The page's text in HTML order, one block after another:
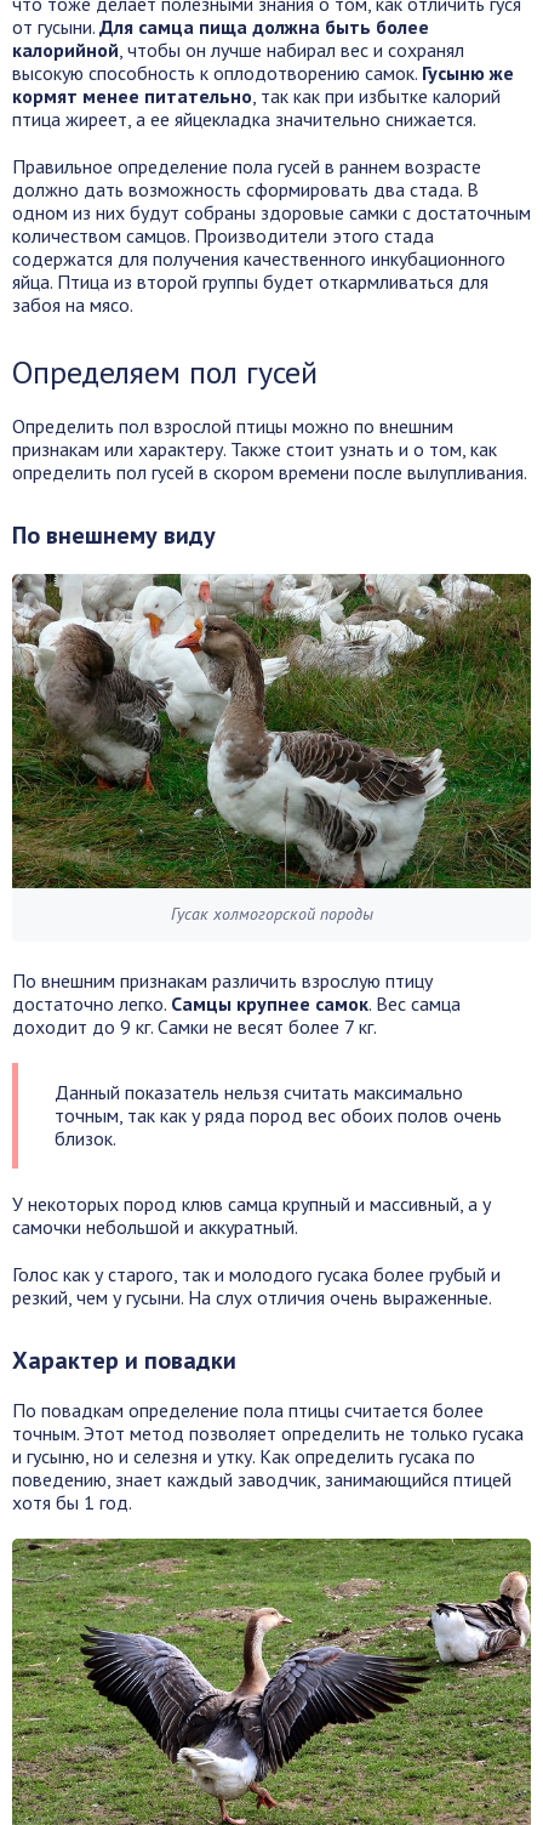
от гусыни. Для самца пища должна быть более
калорийной , чтобы он лучше набирал вес и сохранял
высокую способность к оплодотворению самок. Гусыню же
кормят менее питательно , так как при избытке калорий
птица жиреет, а ее яйцекладка значительно снижается.
Правильное определение пола гусей в раннем возрасте
должно дать возможность сформировать два стада. В
одном из них будут собраны здоровые самки с достаточным
количеством самцов. Производители этого стада
содержатся для получения качественного инкубационного
яйца. Птица из второй группы будет откармливаться для
забоя на мясо.
Определяем пол гусей
Определить пол взрослой птицы можно по внешним
признакам или характеру. Также стоит узнать и о том, как
определить пол гусей в скором времени после вылупливания.
По внешнему виду
Гусак холмогорской породы
По внешним признакам различить взрослую птицу
достаточно легко. Самцы крупнее самок. Вес самца
доходит до 9 кг. Самки не весят более 7 кг.
Данный показатель нельзя считать максимально
точным, так как у ряда пород вес обоих полов очень
близок.
У некоторых пород клюв самца крупный и массивный, а у
самочки небольшой и аккуратный.
Голос как у старого, так и молодого гусака более грубый и
резкий, чем у гусыни. На слух отличия очень выраженные.
Характер и повадки
По повадкам определение пола птицы считается более
точным. Этот метод позволяет определить не только гусака
и гусыню, но и селезня и утку. Как определить гусака по
поведению, знает каждый заводчик, занимающийся птицей
хотя бы 1 год.